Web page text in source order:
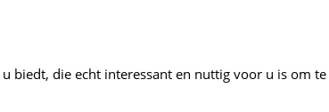
biedt, die echt interessant en nuttig voor u is om te